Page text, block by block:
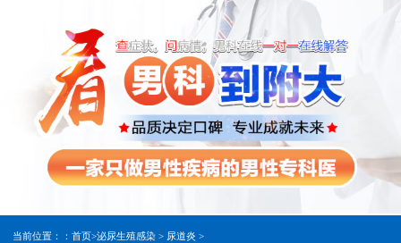
当前位置：： 首页>泌尿生殖感染 > 尿道炎 >